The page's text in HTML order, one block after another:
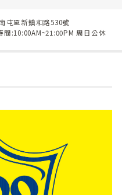
屯區新鎮和路530號
間:10:00AM~21:00PM 周日公休